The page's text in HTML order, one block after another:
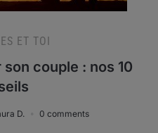
ET TOI
couple : nos 10
D. 0 comments